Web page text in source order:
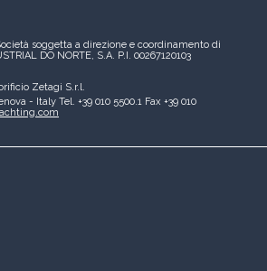
soggetta a direzione e coordinamento di
DO NORTE, S.A. P.I. 00267120103
Zetagi S.r.l.
- Italy Tel. +39 010 5500.1 Fax +39 010